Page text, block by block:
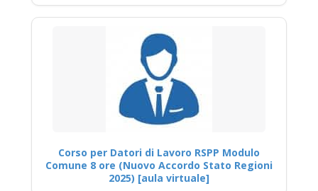
Corso per Datori di Lavoro RSPP Modulo
Comune 8 ore (Nuovo Accordo Stato Regioni
2025) [aula virtuale]